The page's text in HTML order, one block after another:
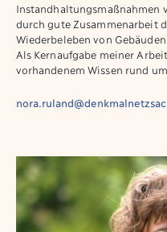
Instandhaltungsmaßnahmen
durch gute Zusammenarbeit
Wiederbeleben von
Als Kernaufgabe meiner
vorhandenem Wissen rund